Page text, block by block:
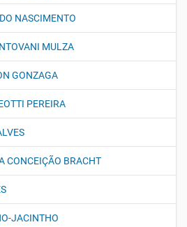
NASCIMENTO
MULZA
GONZAGA
PEREIRA
CONCEIÇÃO BRACHT
JACINTHO